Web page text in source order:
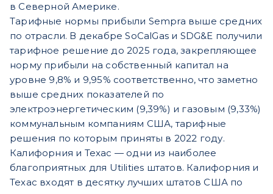
в Северной Америке.
Тарифные нормы прибыли Sempra выше средних
по отрасли. В декабре SoCalGas и SDG&E получили
тарифное решение до 2025 года, закрепляющее
норму прибыли на собственный капитал на
уровне 9,8% и 9,95% соответственно, что заметно
выше средних показателей по
электроэнергетическим (9,39%) и газовым (9,33%)
коммунальным компаниям США, тарифные
решения по которым приняты в 2022 году.
Калифорния и Техас — одни из наиболее
благоприятных для Utilities штатов. Калифорния и
Техас входят в десятку лучших штатов США по